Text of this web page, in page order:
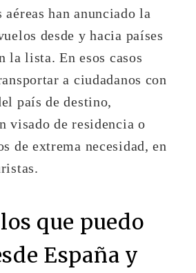
han anunciado la
desde y hacia países
la lista. En esos casos
a ciudadanos con
país de destino,
visado de residencia o
de extrema necesidad, en
que puedo
España y